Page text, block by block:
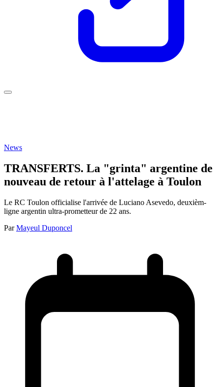
News
TRANSFERTS. La "grinta" argentine de
nouveau de retour à l'attelage à Toulon
Le RC Toulon officialise l'arrivée de Luciano Asevedo, deuxièm-
ligne argentin ultra-prometteur de 22 ans.
Par Mayeul Duponcel